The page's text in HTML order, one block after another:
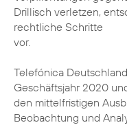
Drillisch verletzen,
rechtliche Schritte
vor.
Telefónica
Geschäftsjahr 2020
den mittelfristigen
Beobachtung und